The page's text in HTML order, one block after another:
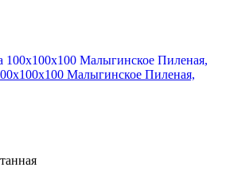
Малыгинское Пиленая,